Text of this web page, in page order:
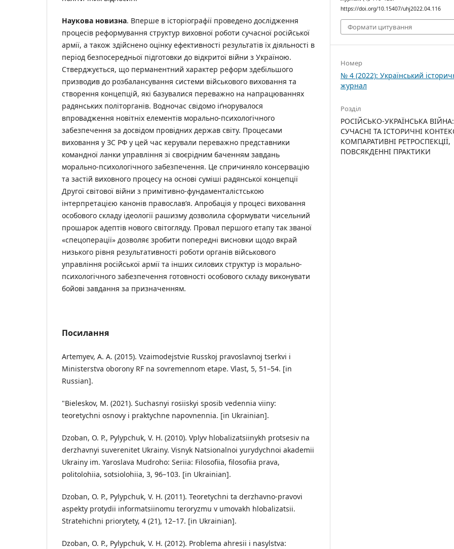
Наукова новизна. Вперше в історіографії проведено дослідження
процесів реформування структур виховної роботи сучасної російської
армії, а також здійснено оцінку ефективності результатів їх діяльності в
період безпосередньої підготовки до відкритої війни з Україною.
Стверджується, що перманентний характер реформ здебільшого
призводив до розбалансування системи військового виховання та
створення концепцій, які базувалися переважно на напрацюваннях
радянських політорганів. Водночас свідомо іґнорувалося
впровадження новітніх елементів морально-психологічного
забезпечення за досвідом провідних держав світу. Процесами
виховання у ЗС РФ у цей час керували переважно представники
командної ланки управління зі своєрідним баченням завдань
морально-психологічного забезпечення. Це спричиняло консервацію
та застій виховного процесу на основі суміші радянської концепції
Другої світової війни з примітивно-фундаменталістською
інтерпретацією канонів православ’я. Апробація у процесі виховання
особового складу ідеології рашизму дозволила сформувати чисельний
прошарок адептів нового світогляду. Провал першого етапу так званої
«спецоперації» дозволяє зробити попередні висновки щодо вкрай
низького рівня результативності роботи органів військового
управління російської армії та інших силових структур із морально-
психологічного забезпечення готовності особового складу виконувати
бойові завдання за призначенням.
Посилання
Artemyev, A. A. (2015). Vzaimodejstvie Russkoj pravoslavnoj tserkvi i
Ministerstva oborony RF na sovremennom etape. Vlast, 5, 51–54. [in
Russian].
"Bieleskov, M. (2021). Suchasnyi rosiiskyi sposib vedennia viiny:
teoretychni osnovy i praktychne napovnennia. [in Ukrainian].
Dzoban, O. P., Pylypchuk, V. H. (2010). Vplyv hlobalizatsiinykh protsesiv na
derzhavnyi suverenitet Ukrainy. Visnyk Natsionalnoi yurydychnoi akademii
Ukrainy im. Yaroslava Mudroho: Seriia: Filosofiia, filosofiia prava,
politolohiia, sotsiolohiia, 3, 96–103. [in Ukrainian].
Dzoban, O. P., Pylypchuk, V. H. (2011). Teoretychni ta derzhavno-pravovi
aspekty protydii informatsiinomu teroryzmu v umovakh hlobalizatsii.
Stratehichni priorytety, 4 (21), 12–17. [in Ukrainian].
Dzoban, O. P., Pylypchuk, V. H. (2012). Problema ahresii i nasylstva:
https://doi.org/10.15407/uhj2022.04.116
Формати цитування
Номер
№ 4 (2022): Український
журнал
Розділ
РОСІЙСЬКО-УКРАЇНСЬКА ВІЙНА:
СУЧАСНІ ТА ІСТОРИЧНІ
КОМПАРАТИВНІ РЕТРОСПЕКЦІЇ,
ПОВСЯКДЕННІ ПРАКТИКИ